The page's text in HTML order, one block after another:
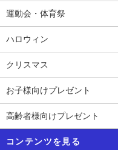
運動会・体育祭
ハロウィン
クリスマス
お子様向けプレゼント
高齢者様向けプレゼント
コンテンツを見る